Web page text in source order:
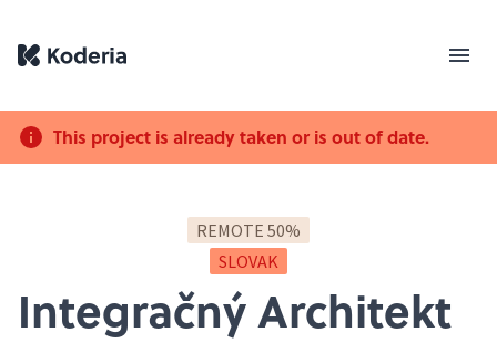
This project is already taken or is out of date.
REMOTE 50%
SLOVAK
Integračný Architekt